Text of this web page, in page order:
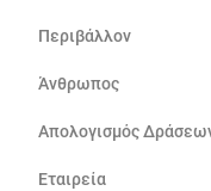
Περιβάλλον
Άνθρωπος
Απολογισμός
Εταιρεία